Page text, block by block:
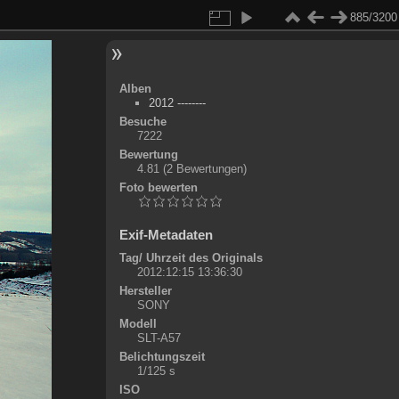
885/3200
Alben
2012 --------
Besuche
7222
Bewertung
4.81 (2 Bewertungen)
Foto bewerten
Exif-Metadaten
Tag/ Uhrzeit des Originals
2012:12:15 13:36:30
Hersteller
SONY
Modell
SLT-A57
Belichtungszeit
1/125 s
ISO